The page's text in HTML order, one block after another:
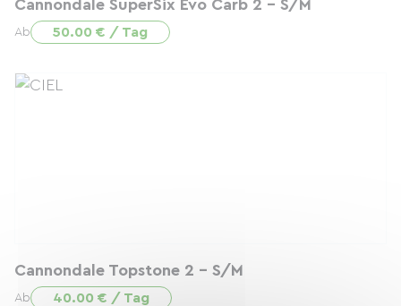
Cannondale SuperSix Evo Carb 2 - S/M
Ab 50.00 € / Tag
Cannondale Topstone 2 - S/M
Ab 40.00 € / Tag